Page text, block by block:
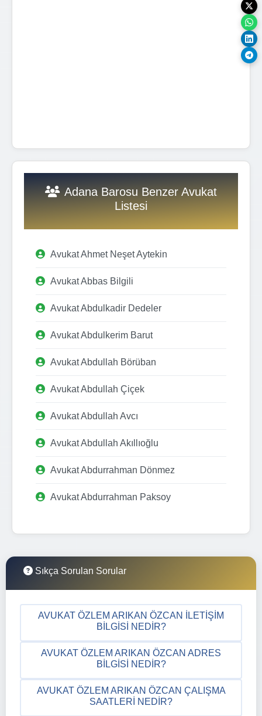
Adana Barosu Benzer Avukat
Listesi
Avukat Ahmet Neşet Aytekin
Avukat Abbas Bilgili
Avukat Abdulkadir Dedeler
Avukat Abdulkerim Barut
Avukat Abdullah Börüban
Avukat Abdullah Çiçek
Avukat Abdullah Avcı
Avukat Abdullah Akıllıoğlu
Avukat Abdurrahman Dönmez
Avukat Abdurrahman Paksoy
Sıkça Sorulan Sorular
AVUKAT ÖZLEM ARIKAN ÖZCAN İLETIŞIM
BILGISI NEDIR?
AVUKAT ÖZLEM ARIKAN ÖZCAN ADRES
BILGISI NEDIR?
AVUKAT ÖZLEM ARIKAN ÖZCAN ÇALIŞMA
SAATLERI NEDIR?